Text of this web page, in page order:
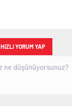
HIZLI YORUM YAP